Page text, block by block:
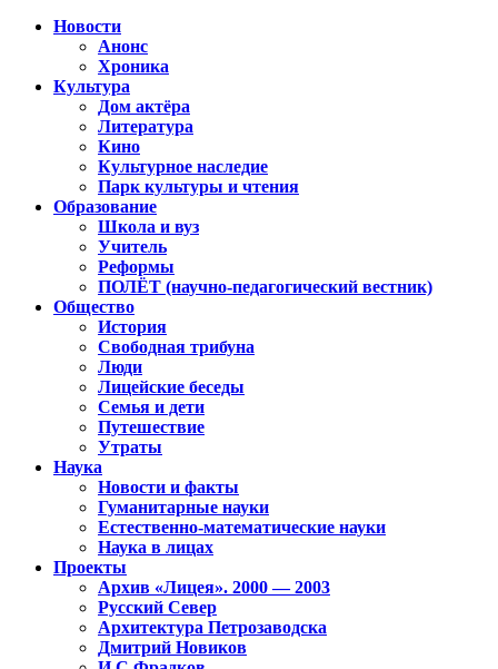
Новости
Анонс
Хроника
Культура
Дом актёра
Литература
Кино
Культурное наследие
Парк культуры и чтения
Образование
Школа и вуз
Учитель
Реформы
ПОЛЁТ (научно-педагогический вестник)
Общество
История
Свободная трибуна
Люди
Лицейские беседы
Семья и дети
Путешествие
Утраты
Наука
Новости и факты
Гуманитарные науки
Естественно-математические науки
Наука в лицах
Проекты
Архив «Лицея». 2000 — 2003
Русский Север
Архитектура Петрозаводска
Дмитрий Новиков